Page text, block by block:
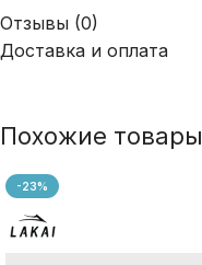
Отзывы (0)
Доставка и оплата
Похожие товары
-23%